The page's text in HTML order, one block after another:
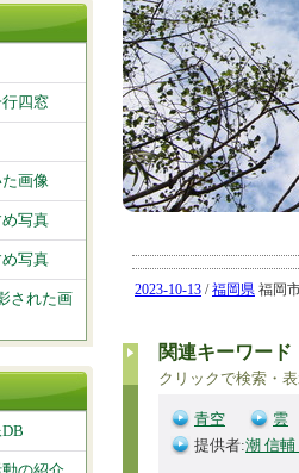
2023-10-13 /福岡県 福岡
関連キーワード
クリックで検索・
青空
雲
提供者:潮 信
四窓
画像
写真
写真
された画